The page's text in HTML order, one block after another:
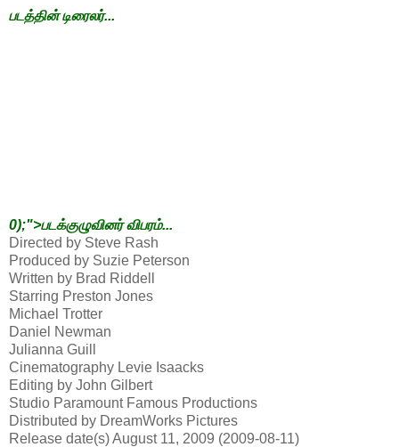
படத்தின் டிரைலர்...
0);">படக்குழுவினர் விபரம்...
Directed by Steve Rash
Produced by Suzie Peterson
Written by Brad Riddell
Starring Preston Jones
Michael Trotter
Daniel Newman
Julianna Guill
Cinematography Levie Isaacks
Editing by John Gilbert
Studio Paramount Famous Productions
Distributed by DreamWorks Pictures
Release date(s) August 11, 2009 (2009-08-11)